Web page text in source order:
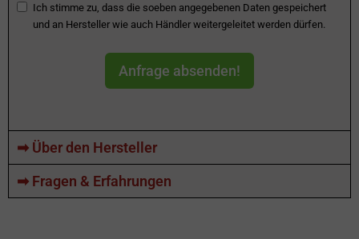
Ich stimme zu, dass die soeben angegebenen Daten gespeichert
und an Hersteller wie auch Händler weitergeleitet werden dürfen.
Anfrage absenden!
➡ Über den Hersteller
➡ Fragen & Erfahrungen